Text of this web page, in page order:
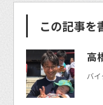
この記事を
高
バ